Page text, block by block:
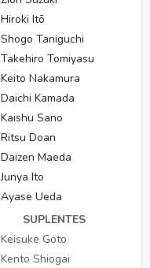
Hiroki Itō
Shogo Taniguchi
Takehiro Tomiyasu
Keito Nakamura
Daichi Kamada
Kaishu Sano
Ritsu Doan
Daizen Maeda
Junya Ito
Ayase Ueda
SUPLENTES
Keisuke Goto
Kento Shiogai